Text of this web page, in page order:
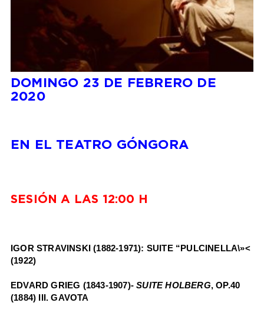
DOMINGO 23 DE FEBRERO DE
2020
EN EL TEATRO GÓNGORA
SESIÓN A LAS 12:00 H
IGOR STRAVINSKI (1882-1971): SUITE “PULCINELLA\»<
(1922)
EDVARD GRIEG (1843-1907)-SUITE HOLBERG, OP.40
(1884) III. GAVOTA